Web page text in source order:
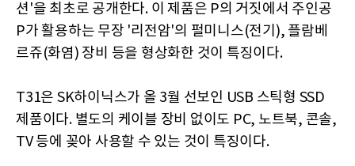
션'을 최초로 공개한다. 이 제품은 P의 거짓에서 주인공
P가 활용하는 무장 '리전암'의 펄미니스(전기), 플람베
르쥬(화염) 장비 등을 형상화한 것이 특징이다.
T31은 SK하이닉스가 올 3월 선보인 USB 스틱형 SSD
제품이다. 별도의 케이블 장비 없이도 PC, 노트북, 콘솔,
TV 등에 꽂아 사용할 수 있는 것이 특징이다.